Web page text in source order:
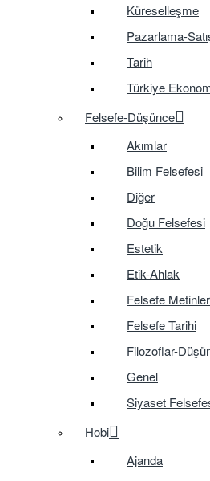
Küreselleşme
Pazarlama-
Tarih
Türkiye
Felsefe-Düşünce
Akımlar
Bilim Felsefesi
Diğer
Doğu Felsefesi
Estetik
Etik-Ahlak
Felsefe
Felsefe Tarihi
Filozoflar-
Genel
Siyaset
Hobi
Ajanda